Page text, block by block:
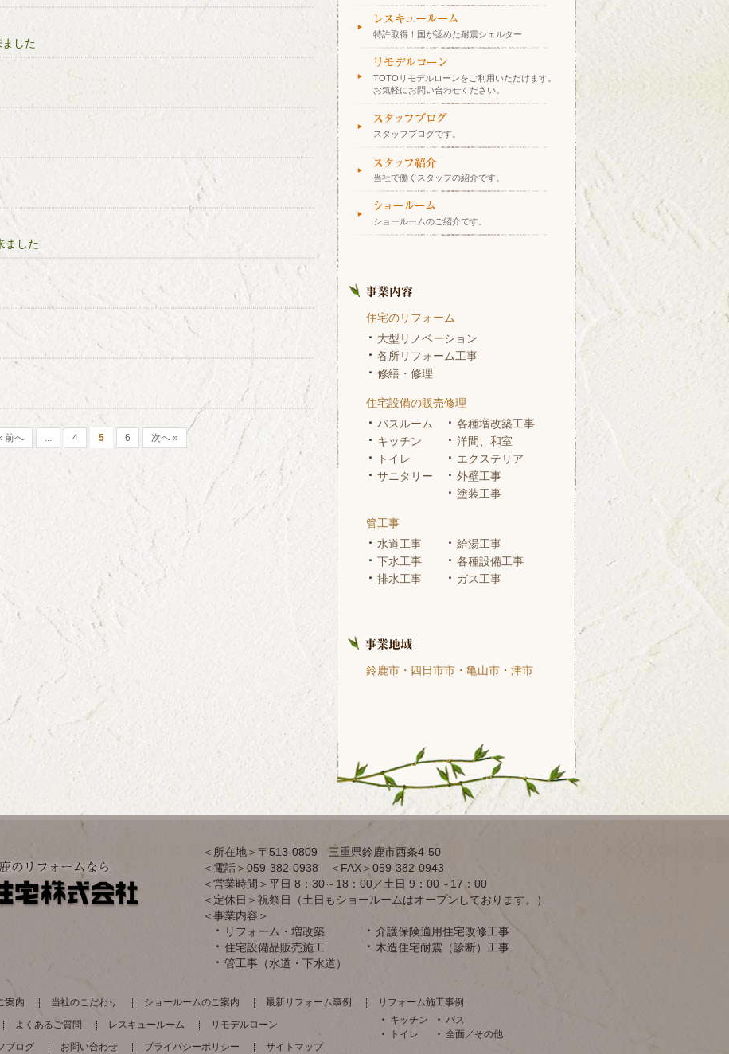
した
ました
前へ ... 4 5 6 次へ »
特許取得！国が認めた耐震シェルター
TOTOリモデルローンをご利用いただけます。
お気軽にお問い合わせください。
スタッフブログです。
当社で働くスタッフの紹介です。
ショールームのご紹介です。
住宅のリフォーム
大型リノベーション
各所リフォーム工事
修繕・修理
住宅設備の販売修理
バスルーム
キッチン
トイレ
サニタリー
各種増改築工事
洋間、和室
エクステリア
外壁工事
塗装工事
管工事
水道工事
下水工事
排水工事
給湯工事
各種設備工事
ガス工事
鈴鹿市・四日市市・亀山市・津市
＜所在地＞〒513-0809 三重県鈴鹿市西条4-50
＜電話＞059-382-0938 ＜FAX＞059-382-0943
＜営業時間＞平日 8：30～18：00／土日 9：00～17：00
＜定休日＞祝祭日（土日もショールームはオープンしております。）
＜事業内容＞
リフォーム・増改築
介護保険適用住宅改修工事
住宅設備品販売施工
木造住宅耐震（診断）工事
管工事（水道・下水道）
案内 当社のこだわり ショールームのご案内 最新リフォーム事例
リフォーム施工事例
キッチン
バス
トイレ
全面／その他
よくあるご質問 レスキュールーム
リモデルローン
ブログ お問い合わせ プライバシーポリシー サイトマップ